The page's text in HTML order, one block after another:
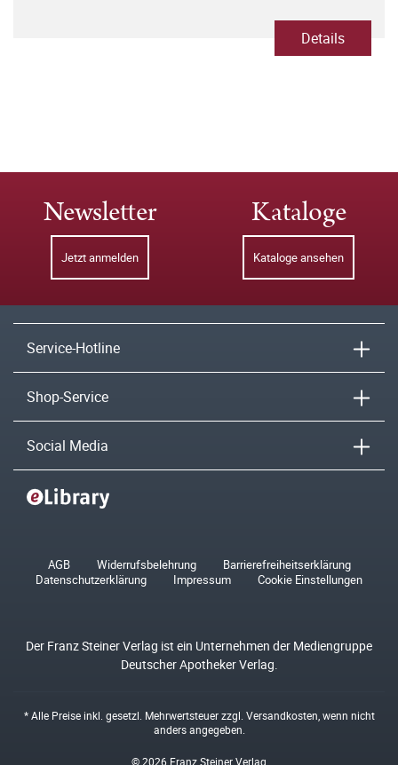
Details
Newsletter
Jetzt anmelden
Kataloge
Kataloge ansehen
Service-Hotline
Shop-Service
Social Media
AGB Widerrufsbelehrung
Barrierefreiheitserklärung
Datenschutzerklärung
Impressum Cookie Einstellungen
Der Franz Steiner Verlag ist ein Unternehmen der Mediengruppe
Deutscher Apotheker Verlag.
* Alle Preise inkl. gesetzl. Mehrwertsteuer zzgl. Versandkosten , wenn nicht
anders angegeben.
© 2026 Franz Steiner Verlag